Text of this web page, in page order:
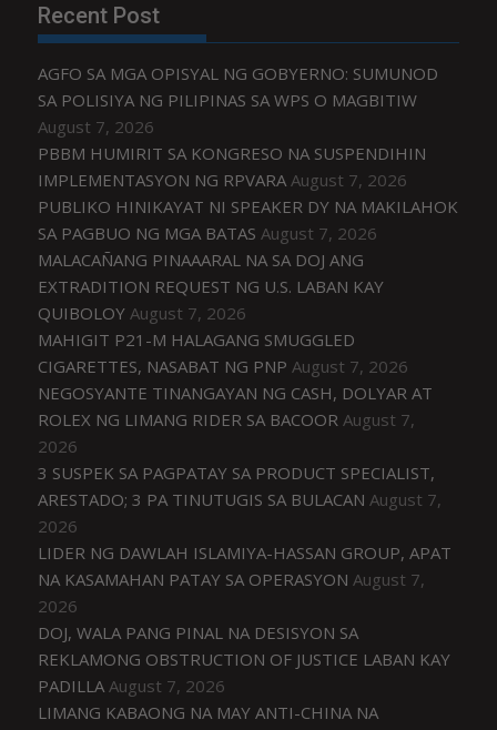
Recent Post
AGFO SA MGA OPISYAL NG GOBYERNO: SUMUNOD
SA POLISIYA NG PILIPINAS SA WPS O MAGBITIW
August 7, 2026
PBBM HUMIRIT SA KONGRESO NA SUSPENDIHIN
IMPLEMENTASYON NG RPVARA August 7, 2026
PUBLIKO HINIKAYAT NI SPEAKER DY NA MAKILAHOK
SA PAGBUO NG MGA BATAS August 7, 2026
MALACAÑANG PINAAARAL NA SA DOJ ANG
EXTRADITION REQUEST NG U.S. LABAN KAY
QUIBOLOY August 7, 2026
MAHIGIT P21-M HALAGANG SMUGGLED
CIGARETTES, NASABAT NG PNP August 7, 2026
NEGOSYANTE TINANGAYAN NG CASH, DOLYAR AT
ROLEX NG LIMANG RIDER SA BACOOR August 7,
2026
3 SUSPEK SA PAGPATAY SA PRODUCT SPECIALIST,
ARESTADO; 3 PA TINUTUGIS SA BULACAN August 7,
2026
LIDER NG DAWLAH ISLAMIYA-HASSAN GROUP, APAT
NA KASAMAHAN PATAY SA OPERASYON August 7,
2026
DOJ, WALA PANG PINAL NA DESISYON SA
REKLAMONG OBSTRUCTION OF JUSTICE LABAN KAY
PADILLA August 7, 2026
LIMANG KABAONG NA MAY ANTI-CHINA NA